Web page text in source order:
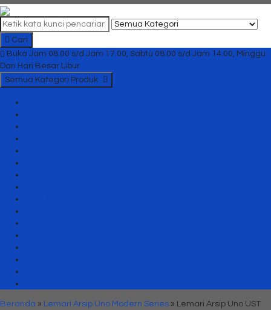
Cari
Buka Jam 08.00 s/d Jam 17.00, Sabtu 08.00 s/d Jam 14.00, Minggu
Dan Hari Besar Libur
Semua Kategori Produk
Beranda » Lemari Arsip Uno Modern Series » Lemari Arsip Uno UST